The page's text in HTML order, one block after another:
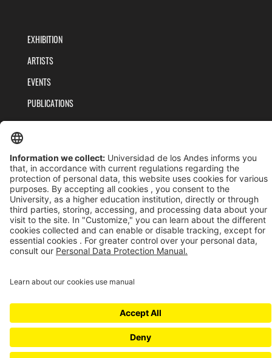
EXHIBITION
ARTISTS
EVENTS
PUBLICATIONS
TEAM
TERMS AND CONDITIONS
Reconocimiento personería jurídica: Resolución 28 del 23 de febrero de 1949 MinJusticia.